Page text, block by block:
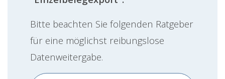
Bitte beachten Sie folgenden Ratgeber
für eine möglichst reibungslose
Datenweitergabe.